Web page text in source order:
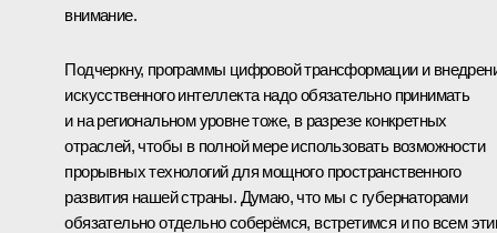
внимание.
Подчеркну, программы цифровой трансформации и
искусственного интеллекта надо обязательно принимать
и на региональном уровне тоже, в разрезе конкретных
отраслей, чтобы в полной мере использовать возможности
прорывных технологий для мощного пространственного
развития нашей страны. Думаю, что мы с губернаторами
обязательно отдельно соберёмся, встретимся и по всем